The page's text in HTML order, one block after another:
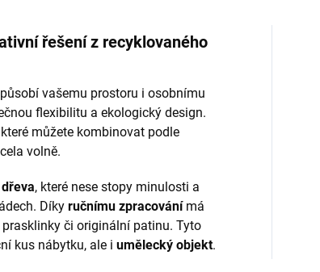
řešení z recyklovaného
vašemu prostoru i osobnímu
flexibilitu a ekologický design.
které můžete kombinovat podle
volně.
, které nese stopy minulosti a
Díky ručnímu zpracovánímá
či originální patinu. Tyto
kus nábytku, ale i umělecký objekt.